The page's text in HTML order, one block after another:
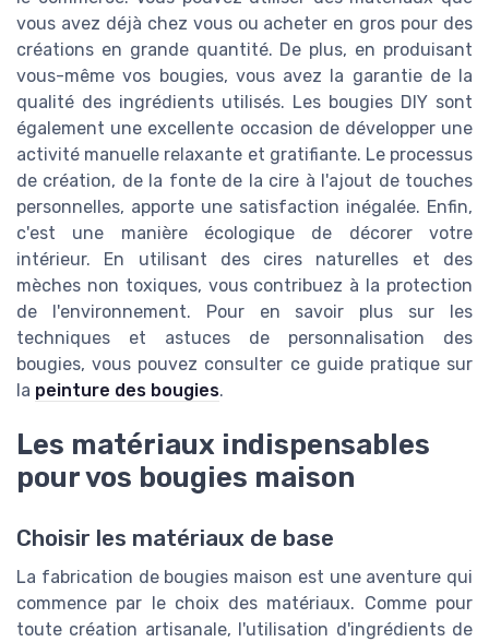
vous avez déjà chez vous ou acheter en gros pour des
créations en grande quantité. De plus, en produisant
vous-même vos bougies, vous avez la garantie de la
qualité des ingrédients utilisés. Les bougies DIY sont
également une excellente occasion de développer une
activité manuelle relaxante et gratifiante. Le processus
de création, de la fonte de la cire à l'ajout de touches
personnelles, apporte une satisfaction inégalée. Enfin,
c'est une manière écologique de décorer votre
intérieur. En utilisant des cires naturelles et des
mèches non toxiques, vous contribuez à la protection
de l'environnement. Pour en savoir plus sur les
techniques et astuces de personnalisation des
bougies, vous pouvez consulter ce guide pratique sur
la peinture des bougies.
Les matériaux indispensables
pour vos bougies maison
Choisir les matériaux de base
La fabrication de bougies maison est une aventure qui
commence par le choix des matériaux. Comme pour
toute création artisanale, l'utilisation d'ingrédients de